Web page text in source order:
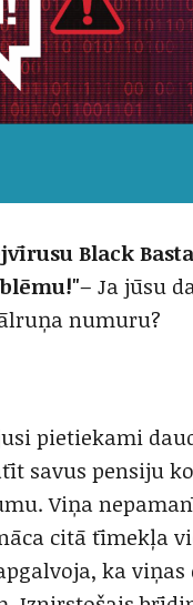
Black
– Ja jūsu
numuru?
pietiekami
savus pensiju
Viņa
citā tīmekļa
ka